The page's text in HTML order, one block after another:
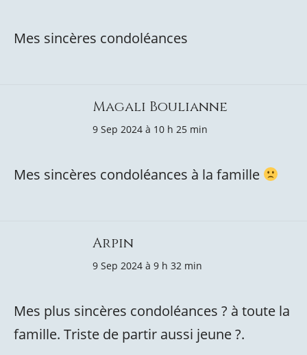
Mes sincères condoléances
Magali Boulianne
9 Sep 2024 à 10 h 25 min
Mes sincères condoléances à la famille
Arpin
9 Sep 2024 à 9 h 32 min
Mes plus sincères condoléances ? à toute la
famille. Triste de partir aussi jeune ?.